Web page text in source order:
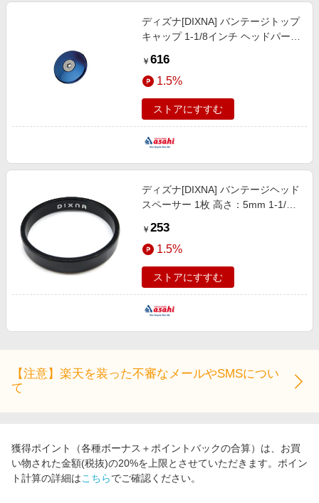
ディズナ[DIXNA] バンテージトップ
キャップ 1-1/8インチ ヘッドパーツ
￥ 616
1.5%
ストアにすすむ
ディズナ[DIXNA] バンテージヘッド
スペーサー 1枚 高さ：5mm 1-1/8
ーサー
￥ 253
1.5%
ストアにすすむ
【注意】楽天を装った不審なメールやSMSについ
て
獲得ポイント（各種ボーナス＋ポイントバックの合算）は、お買
い物された金額(税抜)の20%を上限とさせていただきます。ポイン
ト計算の詳細はこちらでご確認ください。